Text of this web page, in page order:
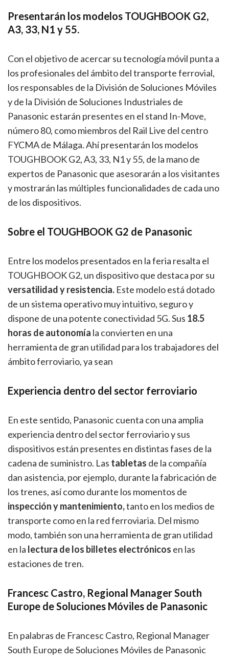
Presentarán los modelos TOUGHBOOK G2,
A3, 33, N1 y 55.
Con el objetivo de acercar su tecnología móvil punta a
los profesionales del ámbito del transporte ferrovial,
los responsables de la División de Soluciones Móviles
y de la División de Soluciones Industriales de
Panasonic estarán presentes en el stand In-Move,
número 80, como miembros del Rail Live del centro
FYCMA de Málaga. Ahí presentarán los modelos
TOUGHBOOK G2, A3, 33, N1 y 55, de la mano de
expertos de Panasonic que asesorarán a los visitantes
y mostrarán las múltiples funcionalidades de cada uno
de los dispositivos.
Sobre el TOUGHBOOK G2 de Panasonic
Entre los modelos presentados en la feria resalta el
TOUGHBOOK G2, un dispositivo que destaca por su
versatilidad y resistencia. Este modelo está dotado
de un sistema operativo muy intuitivo, seguro y
dispone de una potente conectividad 5G. Sus 18.5
horas de autonomía la convierten en una
herramienta de gran utilidad para los trabajadores del
ámbito ferroviario, ya sean
Experiencia dentro del sector ferroviario
En este sentido, Panasonic cuenta con una amplia
experiencia dentro del sector ferroviario y sus
dispositivos están presentes en distintas fases de la
cadena de suministro. Las tabletas de la compañía
dan asistencia, por ejemplo, durante la fabricación de
los trenes, así como durante los momentos de
inspección y mantenimiento,tanto en los medios de
transporte como en la red ferroviaria. Del mismo
modo, también son una herramienta de gran utilidad
en la lectura de los billetes electrónicos en las
estaciones de tren.
Francesc Castro, Regional Manager South
Europe de Soluciones Móviles de Panasonic
En palabras de Francesc Castro, Regional Manager
South Europe de Soluciones Móviles de Panasonic